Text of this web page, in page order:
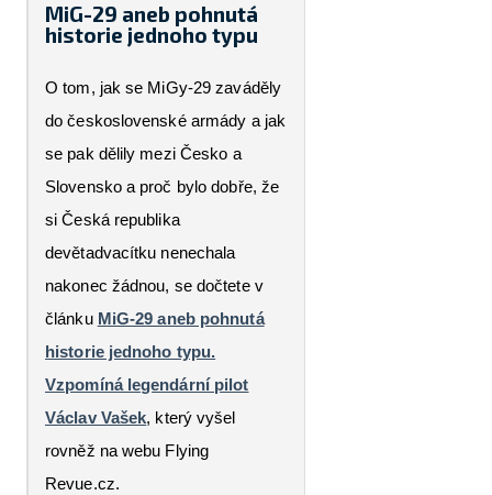
MiG-29 aneb pohnutá
historie jednoho typu
O tom, jak se MiGy-29 zaváděly
do československé armády a jak
se pak dělily mezi Česko a
Slovensko a proč bylo dobře, že
si Česká republika
devětadvacítku nenechala
nakonec žádnou, se dočtete v
článku MiG-29 aneb pohnutá
historie jednoho typu.
Vzpomíná legendární pilot
Václav Vašek, který vyšel
rovněž na webu Flying
Revue.cz.